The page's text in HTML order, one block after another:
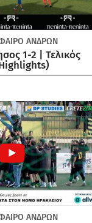
ΑΝΔΡΏΝ
1-2 | Τελικός
ΑΝΔΡΏΝ